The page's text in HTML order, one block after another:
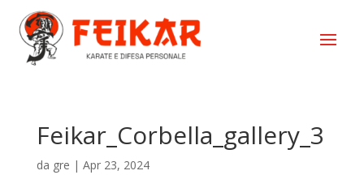
Feikar_Corbella_gallery_3
da gre | Apr 23, 2024